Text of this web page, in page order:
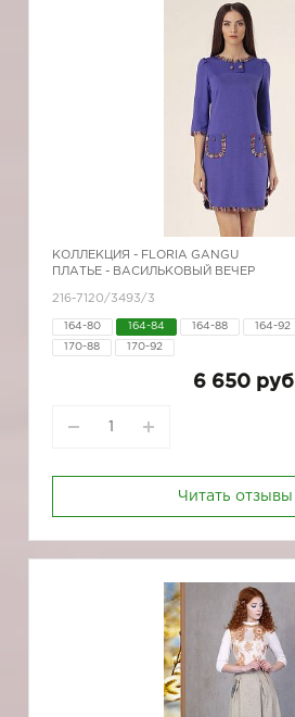
КОЛЛЕКЦИЯ - FLORIA GANGU
ПЛАТЬЕ - ВАСИЛЬКОВЫЙ ВЕЧЕР
216-7120/3493/3
164-80 164-84 164-88 164-92
170-88 170-92
6 650 руб
Читать отзывы